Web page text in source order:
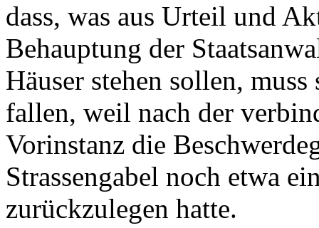
dass, was aus Urteil und
Behauptung der
Häuser stehen sollen,
fallen, weil nach der
Vorinstanz die
Strassengabel noch etwa
zurückzulegen hatte.